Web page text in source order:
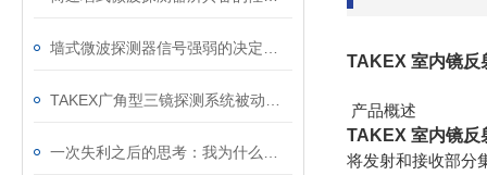
TAKEX 室内镜反
产品概述
TAKEX 室内镜
将发射和接收部分